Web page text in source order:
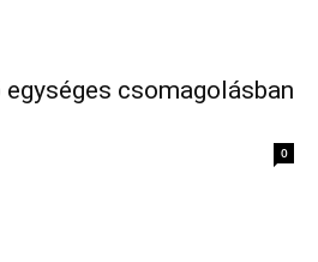
csomagolásban
0